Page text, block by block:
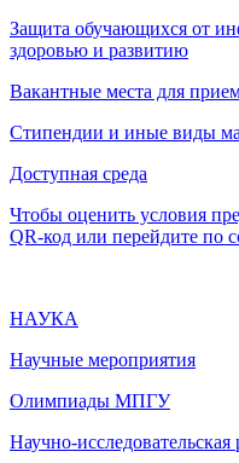
Защита обучающихся от
здоровью и развитию
Вакантные места для
Стипендии и иные виды
Доступная среда
Чтобы оценить условия
QR-код или перейдите по
НАУКА
Научные мероприятия
Олимпиады МПГУ
Научно-исследовательская